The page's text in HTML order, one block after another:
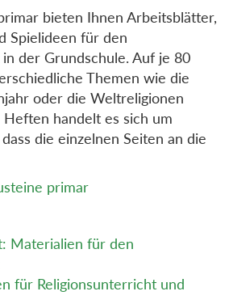
bieten Ihnen Arbeitsblätter,
Spielideen für den
der Grundschule. Auf je 80
Themen wie die
oder die Weltreligionen
handelt es sich um
die einzelnen Seiten an die
primar
Materialien für den
für Religionsunterricht und